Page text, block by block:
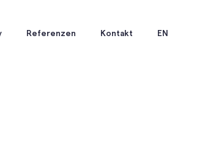
Referenzen Kontakt EN